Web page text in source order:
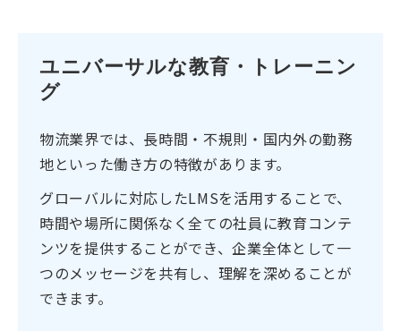
ユニバーサルな教育・トレーニン
グ
物流業界では、長時間・不規則・国内外の勤務
地といった働き方の特徴があります。
グローバルに対応したLMSを活用することで、
時間や場所に関係なく全ての社員に教育コンテ
ンツを提供することができ、企業全体として一
つのメッセージを共有し、理解を深めることが
できます。